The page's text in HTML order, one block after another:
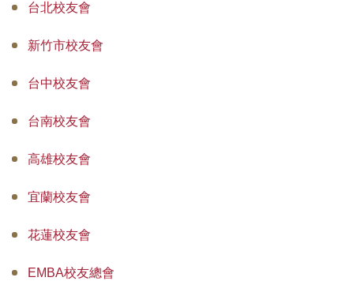
台北校友會
新竹市校友會
台中校友會
台南校友會
高雄校友會
宜蘭校友會
花蓮校友會
EMBA校友總會